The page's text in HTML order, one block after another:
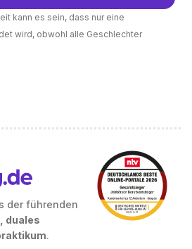
kann es sein, dass nur eine
wird, obwohl alle Geschlechter
der führenden
duales
.